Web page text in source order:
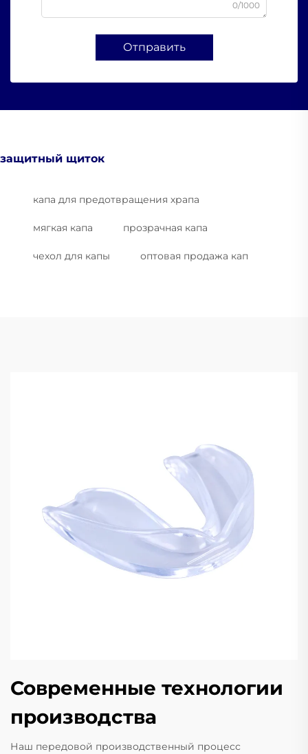
0/1000
Отправить
защитный щиток
капа для предотвращения храпа
мягкая капа прозрачная капа
чехол для капы оптовая продажа кап
Современные технологии
производства
Наш передовой производственный процесс